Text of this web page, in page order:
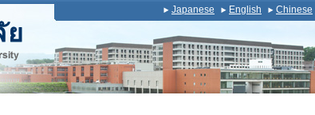
Japanese English Chinese